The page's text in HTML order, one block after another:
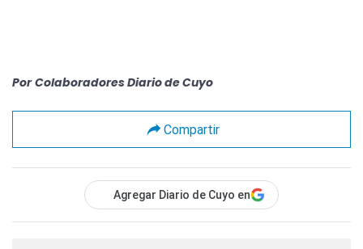
Por Colaboradores Diario de Cuyo
Compartir
Agregar Diario de Cuyo en